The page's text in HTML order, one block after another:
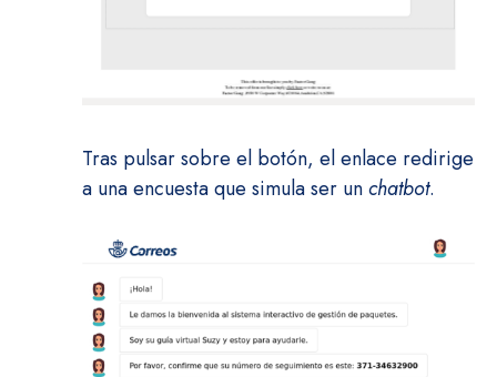
Tras pulsar sobre el botón, el enlace redirige
a una encuesta que simula ser unchatbot.